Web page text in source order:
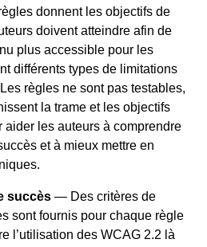
donnent les objectifs de
doivent atteindre afin de
plus accessible pour les
différents types de limitations
règles ne sont pas testables,
la trame et les objectifs
aider les auteurs à comprendre
et à mieux mettre en
succès — Des critères de
sont fournis pour chaque règle
l’utilisation des WCAG 2.2 là